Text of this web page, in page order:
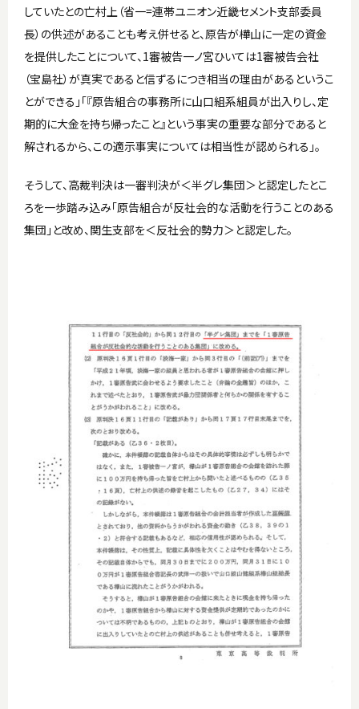
していたとの亡村上（省一=連帯ユニオン近畿セメント支部委員
長）の供述があることも考え併せると、原告が樺山に一定の資金
を提供したことについて、1審被告一ノ宮ひいては1審被告会社
（宝島社）が真実であると信ずるにつき相当の理由があるというこ
とができる」「『原告組合の事務所に山口組系組員が出入りし、定
期的に大金を持ち帰ったこと』という事実の重要な部分であると
解されるから、この適示事実については相当性が認められる」。
そうして、高裁判決は一審判決が＜半グレ集団＞と認定したとこ
ろを一歩踏み込み「原告組合が反社会的な活動を行うことのある
集団」と改め、関生支部を＜反社会的勢力＞と認定した。